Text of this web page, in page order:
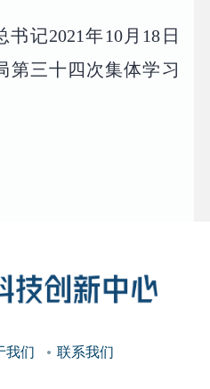
记2021年10月18日
第三十四次集体学习
我们 联系我们